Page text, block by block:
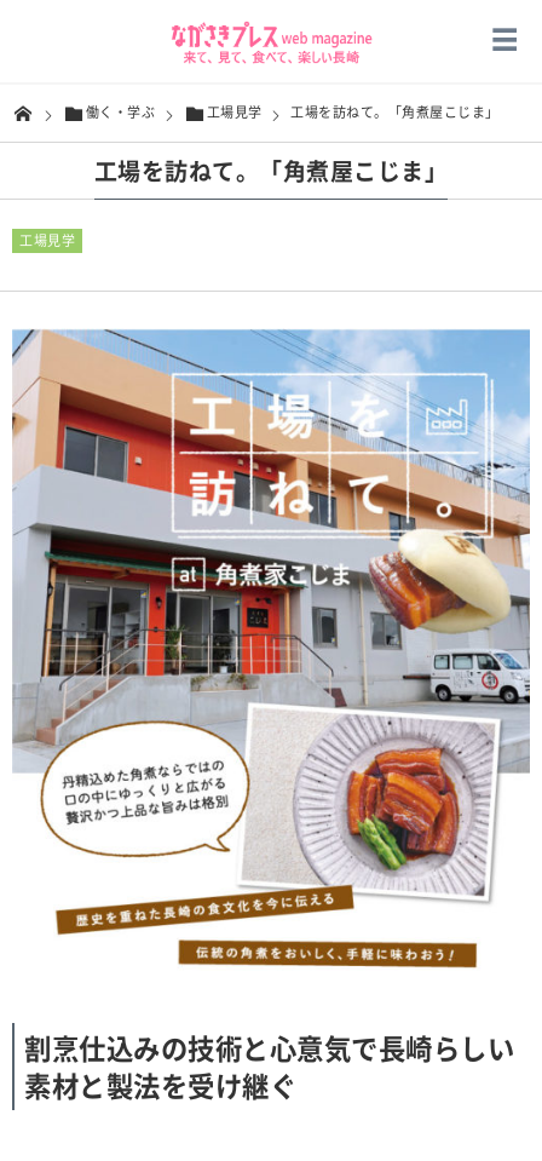
働く・学ぶ 工場見学 工場を訪ねて。「角煮屋こじま」
工場を訪ねて。「角煮屋こじま」
工場見学
割烹仕込みの技術と心意気で長崎らしい
素材と製法を受け継ぐ